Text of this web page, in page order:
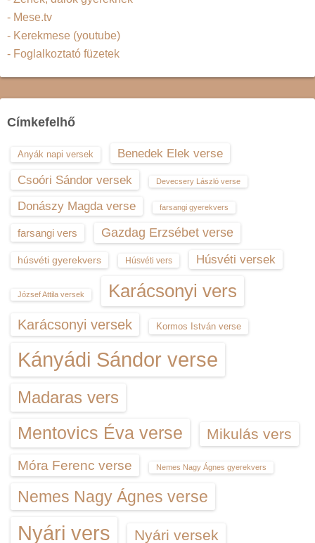
- Mese.tv
- Kerekmese (youtube)
- Foglalkoztató füzetek
Címkefelhő
Anyák napi versek
Benedek Elek verse
Csoóri Sándor versek
Devecsery László verse
Donászy Magda verse farsangi gyerekvers
farsangi vers Gazdag Erzsébet verse
húsvéti gyerekvers Húsvéti vers Húsvéti versek
József Attila versek Karácsonyi vers
Karácsonyi versek Kormos István verse
Kányádi Sándor verse
Madaras vers
Mentovics Éva verse Mikulás vers
Móra Ferenc verse Nemes Nagy Ágnes gyerekvers
Nemes Nagy Ágnes verse
Nyári vers Nyári versek